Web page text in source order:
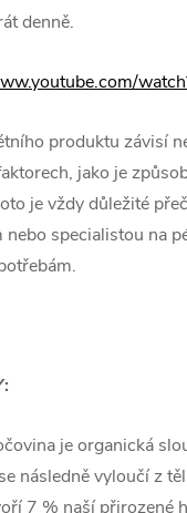
denně.
produktu závisí
jako je
je vždy důležité
nebo specialistou na
je organická
následně vyloučí z
7 % naší přirozené